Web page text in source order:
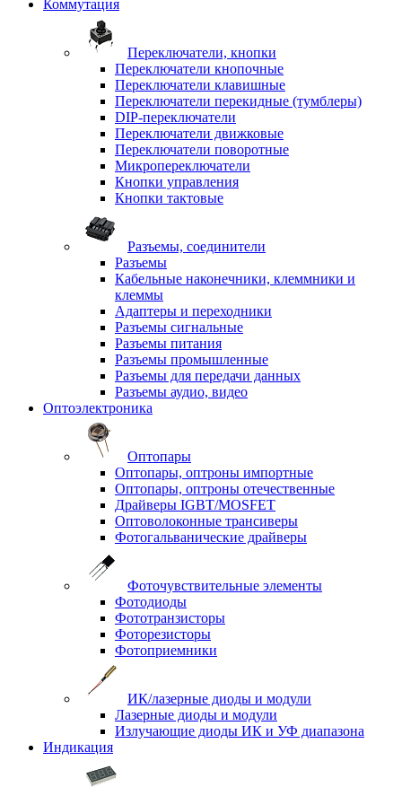
Коммутация
Переключатели, кнопки
Переключатели кнопочные
Переключатели клавишные
Переключатели перекидные (тумблеры)
DIP-переключатели
Переключатели движковые
Переключатели поворотные
Микропереключатели
Кнопки управления
Кнопки тактовые
Разъемы, соединители
Разъемы
Кабельные наконечники, клеммники и
клеммы
Адаптеры и переходники
Разъемы сигнальные
Разъемы питания
Разъемы промышленные
Разъемы для передачи данных
Разъемы аудио, видео
Оптоэлектроника
Оптопары
Оптопары, оптроны импортные
Оптопары, оптроны отечественные
Драйверы IGBT/MOSFET
Оптоволоконные трансиверы
Фотогальванические драйверы
Фоточувствительные элементы
Фотодиоды
Фототранзисторы
Фоторезисторы
Фотоприемники
ИК/лазерные диоды и модули
Лазерные диоды и модули
Излучающие диоды ИК и УФ диапазона
Индикация